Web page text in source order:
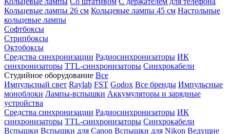
Кольцевые лампы 26 см Кольцевые лампы 45 см Настольные
кольцевые лампы
Софтбоксы
Стрипбоксы
Октобоксы
Средства синхронизации Радиосинхронизаторы ИК
синхронизаторы TTL-синхронизаторы Синхрокабели
Студийное оборудование Все
Импульсный свет Raylab FST Godox Все бренды Импульсные
моноблоки Лампы-вспышки Аккумуляторы и зарядные
устройства
Средства синхронизации Радиосинхронизаторы ИК
синхронизаторы TTL-синхронизаторы Синхрокабели
Вспышки Вспышки для Canon Вспышки для Nikon Ведущие